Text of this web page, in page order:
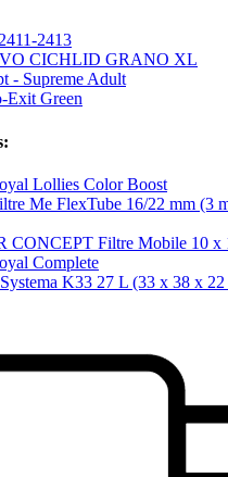
2413
CICHLID GRANO XL
- Supreme Adult
Exit Green
Lollies Color Boost
Me FlexTube 16/22 mm (3
CONCEPT Filtre Mobile 10 x
Complete
K33 27 L (33 x 38 x